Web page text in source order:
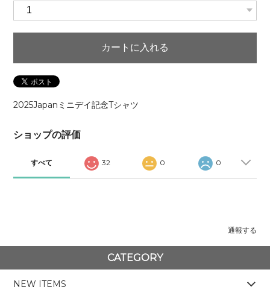
カートに入れる
2025Japanミニデイ記念Tシャツ
ショップの評価
すべて 32 0 0
通報する
CATEGORY
NEW ITEMS